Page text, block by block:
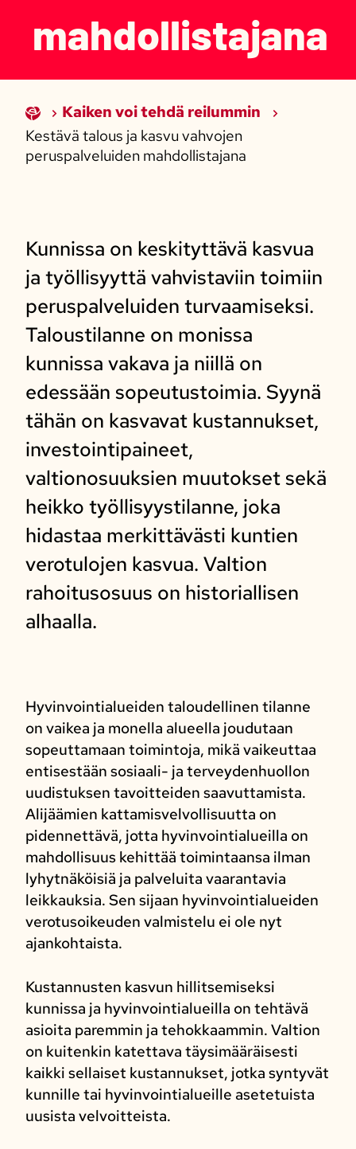
mahdollistajana
Kaiken voi tehdä reilummin
Kestävä talous ja kasvu vahvojen
peruspalveluiden mahdollistajana
Kunnissa on keskityttävä kasvua
ja työllisyyttä vahvistaviin toimiin
peruspalveluiden turvaamiseksi.
Taloustilanne on monissa
kunnissa vakava ja niillä on
edessään sopeutustoimia. Syynä
tähän on kasvavat kustannukset,
investointipaineet,
valtionosuuksien muutokset sekä
heikko työllisyystilanne, joka
hidastaa merkittävästi kuntien
verotulojen kasvua. Valtion
rahoitusosuus on historiallisen
alhaalla.
Hyvinvointialueiden taloudellinen tilanne
on vaikea ja monella alueella joudutaan
sopeuttamaan toimintoja, mikä vaikeuttaa
entisestään sosiaali- ja terveydenhuollon
uudistuksen tavoitteiden saavuttamista.
Alijäämien kattamisvelvollisuutta on
pidennettävä, jotta hyvinvointialueilla on
mahdollisuus kehittää toimintaansa ilman
lyhytnäköisiä ja palveluita vaarantavia
leikkauksia. Sen sijaan hyvinvointialueiden
verotusoikeuden valmistelu ei ole nyt
ajankohtaista.
Kustannusten kasvun hillitsemiseksi
kunnissa ja hyvinvointialueilla on tehtävä
asioita paremmin ja tehokkaammin. Valtion
on kuitenkin katettava täysimääräisesti
kaikki sellaiset kustannukset, jotka syntyvät
kunnille tai hyvinvointialueille asetetuista
uusista velvoitteista.